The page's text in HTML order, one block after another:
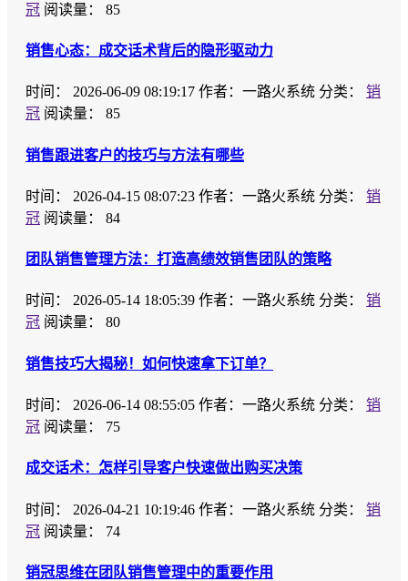
冠 阅读量： 85
销售心态：成交话术背后的隐形驱动力
时间： 2026-06-09 08:19:17 作者：一路火系统 分类： 销
冠 阅读量： 85
销售跟进客户的技巧与方法有哪些
时间： 2026-04-15 08:07:23 作者：一路火系统 分类： 销
冠 阅读量： 84
团队销售管理方法：打造高绩效销售团队的策略
时间： 2026-05-14 18:05:39 作者：一路火系统 分类： 销
冠 阅读量： 80
销售技巧大揭秘！如何快速拿下订单？
时间： 2026-06-14 08:55:05 作者：一路火系统 分类： 销
冠 阅读量： 75
成交话术：怎样引导客户快速做出购买决策
时间： 2026-04-21 10:19:46 作者：一路火系统 分类： 销
冠 阅读量： 74
销冠思维在团队销售管理中的重要作用